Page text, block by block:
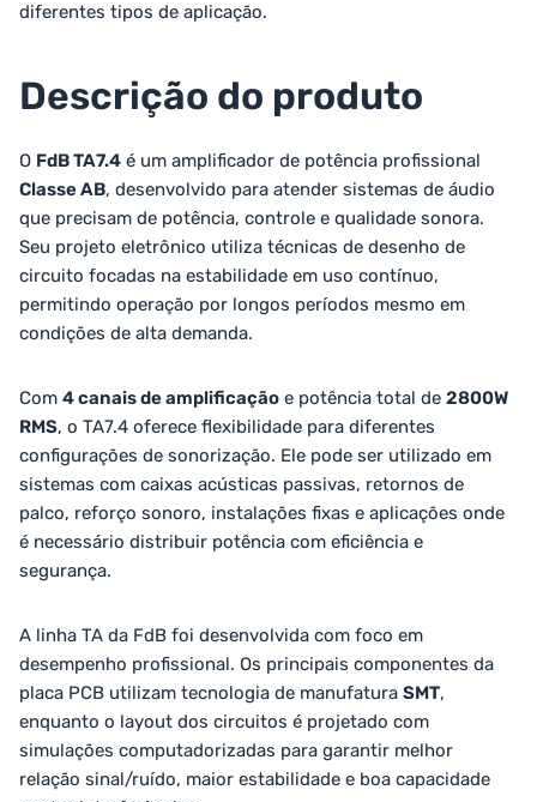
diferentes tipos de aplicação.
Descrição do produto
O FdB TA7.4 é um amplificador de potência profissional
Classe AB, desenvolvido para atender sistemas de áudio
que precisam de potência, controle e qualidade sonora.
Seu projeto eletrônico utiliza técnicas de desenho de
circuito focadas na estabilidade em uso contínuo,
permitindo operação por longos períodos mesmo em
condições de alta demanda.
Com 4 canais de amplificação e potência total de 2800W
RMS, o TA7.4 oferece flexibilidade para diferentes
configurações de sonorização. Ele pode ser utilizado em
sistemas com caixas acústicas passivas, retornos de
palco, reforço sonoro, instalações fixas e aplicações onde
é necessário distribuir potência com eficiência e
segurança.
A linha TA da FdB foi desenvolvida com foco em
desempenho profissional. Os principais componentes da
placa PCB utilizam tecnologia de manufatura SMT,
enquanto o layout dos circuitos é projetado com
simulações computadorizadas para garantir melhor
relação sinal/ruído, maior estabilidade e boa capacidade